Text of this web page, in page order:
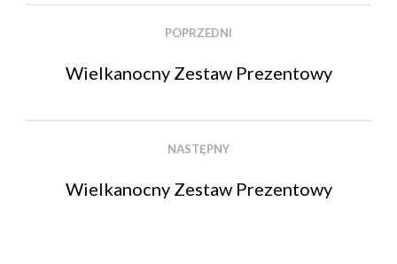
POPRZEDNI
Wielkanocny Zestaw Prezentowy
NASTĘPNY
Wielkanocny Zestaw Prezentowy